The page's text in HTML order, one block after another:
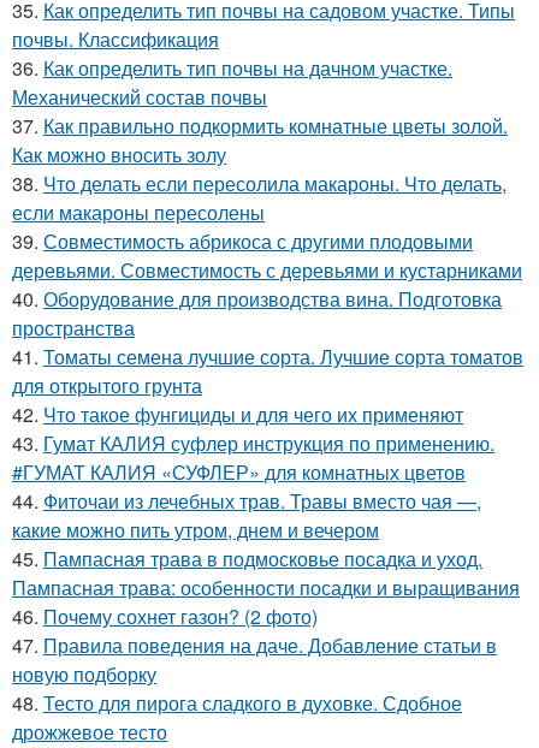
35. Как определить тип почвы на садовом участке. Типы
почвы. Классификация
36. Как определить тип почвы на дачном участке.
Механический состав почвы
37. Как правильно подкормить комнатные цветы золой.
Как можно вносить золу
38. Что делать если пересолила макароны. Что делать,
если макароны пересолены
39. Совместимость абрикоса с другими плодовыми
деревьями. Совместимость с деревьями и кустарниками
40. Оборудование для производства вина. Подготовка
пространства
41. Томаты семена лучшие сорта. Лучшие сорта томатов
для открытого грунта
42. Что такое фунгициды и для чего их применяют
43. Гумат КАЛИЯ суфлер инструкция по применению.
#ГУМАТ КАЛИЯ «СУФЛЕР» для комнатных цветов
44. Фиточаи из лечебных трав. Травы вместо чая —,
какие можно пить утром, днем и вечером
45. Пампасная трава в подмосковье посадка и уход.
Пампасная трава: особенности посадки и выращивания
46. Почему сохнет газон? (2 фото)
47. Правила поведения на даче. Добавление статьи в
новую подборку
48. Тесто для пирога сладкого в духовке. Сдобное
дрожжевое тесто